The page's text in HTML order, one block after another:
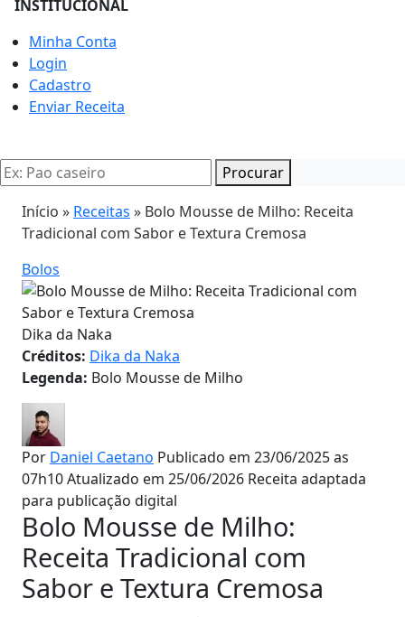
INSTITUCIONAL
Minha Conta
Login
Cadastro
Enviar Receita
Procurar
Início » Receitas » Bolo Mousse de Milho: Receita
Tradicional com Sabor e Textura Cremosa
Bolos
Dika da Naka
Créditos: Dika da Naka
Legenda: Bolo Mousse de Milho
Por Daniel Caetano Publicado em 23/06/2025 as
07h10Atualizado em 25/06/2026 Receita adaptada
para publicação digital
Bolo Mousse de Milho:
Receita Tradicional com
Sabor e Textura Cremosa